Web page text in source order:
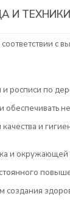
И
с
росписи по
и
и